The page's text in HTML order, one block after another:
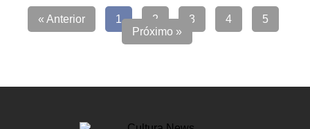
« Anterior 1 2 3 4
5
Próximo »